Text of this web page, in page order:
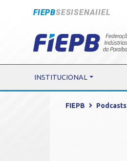
FIEPBSESISENAIIEL
INSTITUCIONAL
FIEPB Podcasts